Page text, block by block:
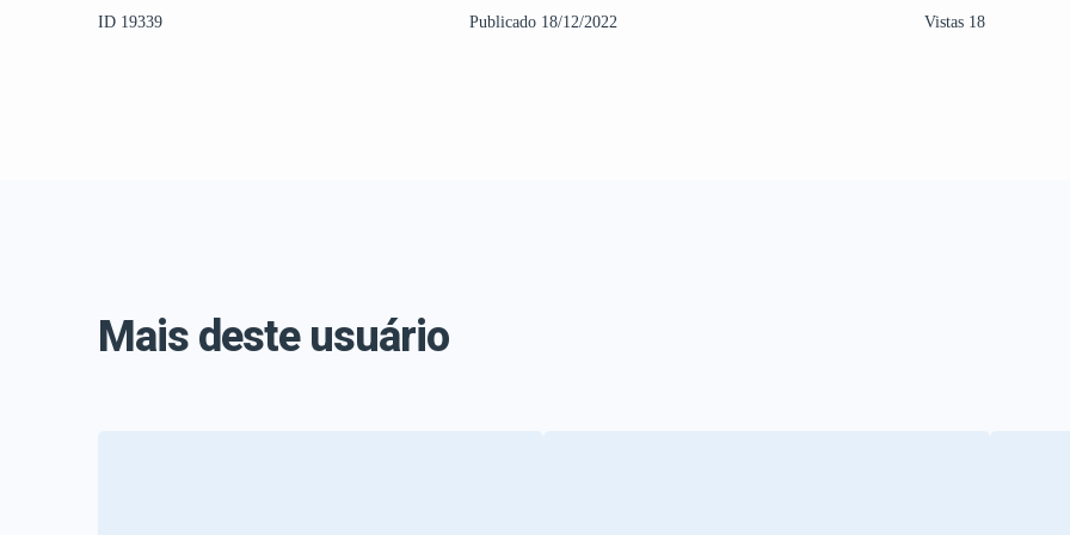
ID 19339 Publicado 18/12/2022 Vistas 18
Mais deste usuário